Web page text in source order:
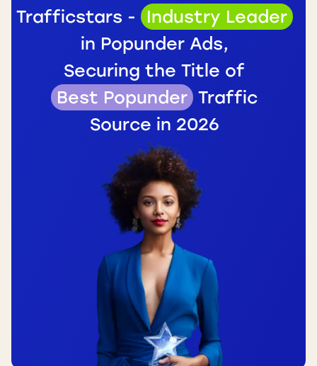
Trafficstars -
Industry Leader
in Popunder Ads,
Securing the Title of
Best Popunder Traffic
Source in 2026